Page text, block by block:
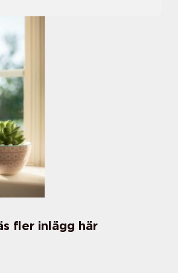
fler inlägg här